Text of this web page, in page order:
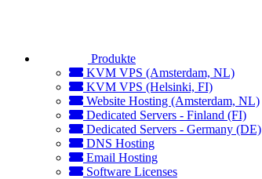
Produkte
KVM VPS (Amsterdam, NL)
KVM VPS (Helsinki, FI)
Website Hosting (Amsterdam, NL)
Dedicated Servers - Finland (FI)
Dedicated Servers - Germany (DE)
DNS Hosting
Email Hosting
Software Licenses